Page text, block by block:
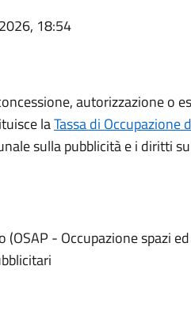
18:54
autorizzazione o
laTassa di Occupazione
sulla pubblicità e i diritti
- Occupazione spazi